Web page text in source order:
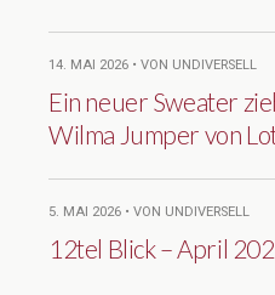
14. MAI 2026 • VON UNDIVERSELL
Ein neuer Sweater
Wilma Jumper von
5. MAI 2026 • VON UNDIVERSELL
12tel Blick – April